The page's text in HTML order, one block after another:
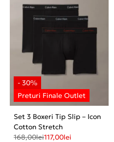
Set 3 Boxeri Tip Slip – Icon
Cotton Stretch
168,00lei117,00lei